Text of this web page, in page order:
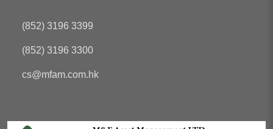
(852) 3196 3399
(852) 3196 3300
cs@mfam.com.hk